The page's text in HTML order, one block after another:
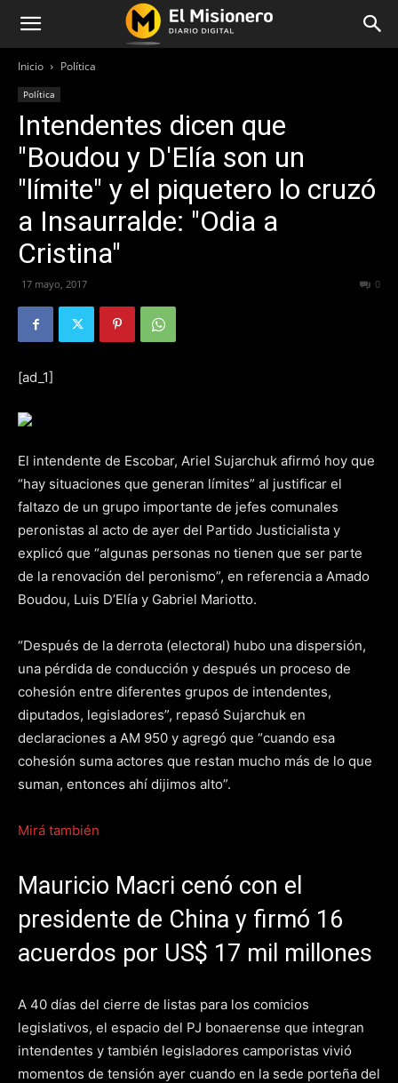
Inicio Política
Política
Intendentes dicen que
"Boudou y D'Elía son un
"límite" y el piquetero lo cruzó
a Insaurralde: "Odia a
Cristina"
17 mayo, 2017 0
[ad_1]
El intendente de Escobar, Ariel Sujarchuk afirmó hoy que
“hay situaciones que generan límites” al justificar el
faltazo de un grupo importante de jefes comunales
peronistas al acto de ayer del Partido Justicialista y
explicó que “algunas personas no tienen que ser parte
de la renovación del peronismo”, en referencia a Amado
Boudou, Luis D’Elía y Gabriel Mariotto.
“Después de la derrota (electoral) hubo una dispersión,
una pérdida de conducción y después un proceso de
cohesión entre diferentes grupos de intendentes,
diputados, legisladores”, repasó Sujarchuk en
declaraciones a AM 950 y agregó que “cuando esa
cohesión suma actores que restan mucho más de lo que
suman, entonces ahí dijimos alto”.
Mirá también
Mauricio Macri cenó con el
presidente de China y firmó 16
acuerdos por US$ 17 mil millones
A 40 días del cierre de listas para los comicios
legislativos, el espacio del PJ bonaerense que integran
intendentes y también legisladores camporistas vivió
momentos de tensión ayer cuando en la sede porteña del